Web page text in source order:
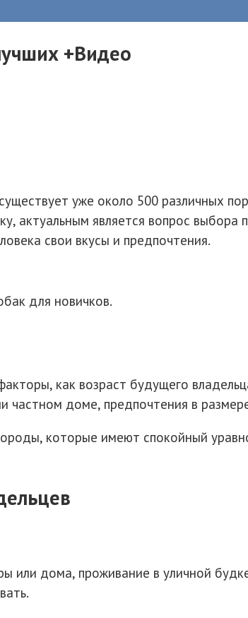
+Видео
уже около 500 различных
актуальным является вопрос
свои вкусы и предпочтения.
для новичков.
как возраст будущего
доме, предпочтения в
которые имеют спокойный
или дома, проживание в уличной